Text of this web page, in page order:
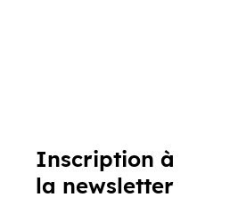
Inscription à
la newsletter